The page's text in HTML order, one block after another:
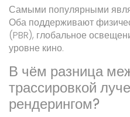
Самыми популярными
Оба поддерживают
(PBR), глобальное
уровне кино.
В чём разница
трассировкой
рендерингом?